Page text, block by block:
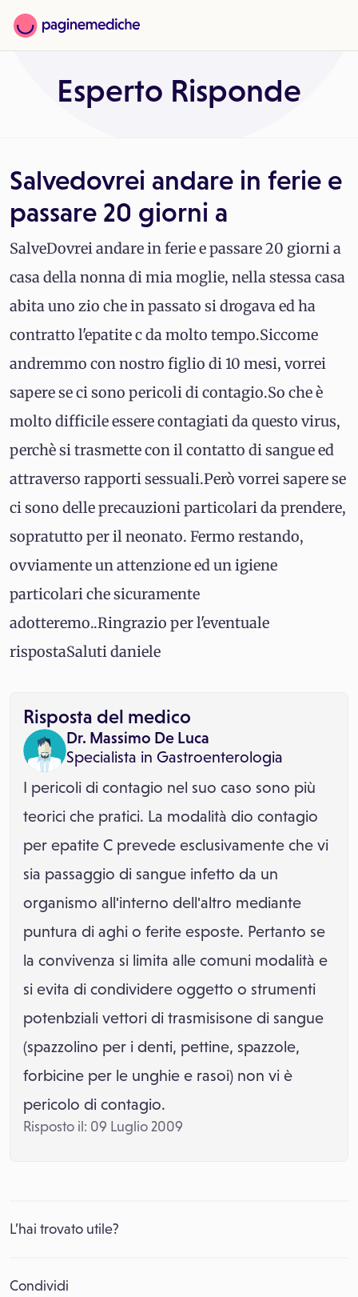
Esperto Risponde
Salvedovrei andare in ferie e
passare 20 giorni a
SalveDovrei andare in ferie e passare 20 giorni a
casa della nonna di mia moglie, nella stessa casa
abita uno zio che in passato si drogava ed ha
contratto l'epatite c da molto tempo.Siccome
andremmo con nostro figlio di 10 mesi, vorrei
sapere se ci sono pericoli di contagio.So che è
molto difficile essere contagiati da questo virus,
perchè si trasmette con il contatto di sangue ed
attraverso rapporti sessuali.Però vorrei sapere se
ci sono delle precauzioni particolari da prendere,
sopratutto per il neonato. Fermo restando,
ovviamente un attenzione ed un igiene
particolari che sicuramente
adotteremo..Ringrazio per l'eventuale
rispostaSaluti daniele
Risposta del medico
Dr. Massimo De Luca
Specialista in Gastroenterologia
I pericoli di contagio nel suo caso sono più
teorici che pratici. La modalità dio contagio
per epatite C prevede esclusivamente che vi
sia passaggio di sangue infetto da un
organismo all'interno dell'altro mediante
puntura di aghi o ferite esposte. Pertanto se
la convivenza si limita alle comuni modalità e
si evita di condividere oggetto o strumenti
potenbziali vettori di trasmisisone di sangue
(spazzolino per i denti, pettine, spazzole,
forbicine per le unghie e rasoi) non vi è
pericolo di contagio.
Risposto il: 09 Luglio 2009
L’hai trovato utile?
Condividi